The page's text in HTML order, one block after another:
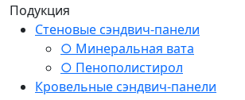
Подукция
Стеновые сэндвич-панели
○ Минеральная вата
○ Пенополистирол
Кровельные сэндвич-панели